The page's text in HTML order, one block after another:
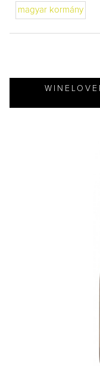
magyar kormány